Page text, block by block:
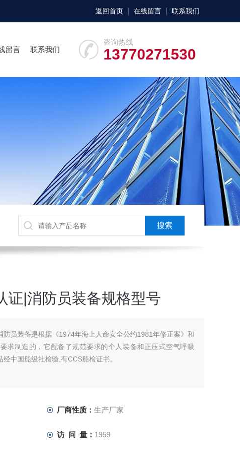
返回首页 在线留言 联系我们
咨询热线
13770271530
留言 联系我们
证|消防员装备规格型号
防员装备是根据《1974年海上人命安全公约1981年修正案》和
求制造的，它配备了规范要求的个人装备和正压式空气呼吸
中国船级社检验,有CCS船检证书。
厂商性质： 生产厂家
访 问 量： 1959